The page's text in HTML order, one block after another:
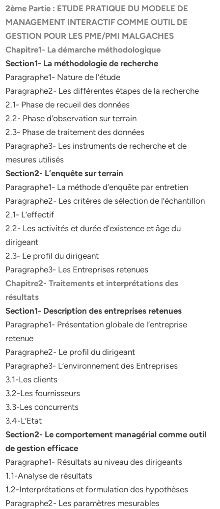
2ème Partie : ETUDE PRATIQUE DU MODELE DE
MANAGEMENT INTERACTIF COMME OUTIL DE
GESTION POUR LES PME/PMI MALGACHES
Chapitre1- La démarche méthodologique
Section1- La méthodologie de recherche
Paragraphe1- Nature de l’étude
Paragraphe2- Les différentes étapes de la recherche
2.1- Phase de recueil des données
2.2- Phase d’observation sur terrain
2.3- Phase de traitement des données
Paragraphe3- Les instruments de recherche et de
mesures utilisés
Section2- L’enquête sur terrain
Paragraphe1- La méthode d’enquête par entretien
Paragraphe2- Les critères de sélection de l’échantillon
2.1- L’effectif
2.2- Les activités et durée d’existence et âge du
dirigeant
2.3- Le profil du dirigeant
Paragraphe3- Les Entreprises retenues
Chapitre2- Traitements et interprétations des
résultats
Section1- Description des entreprises retenues
Paragraphe1- Présentation globale de l’entreprise
retenue
Paragraphe2- Le profil du dirigeant
Paragraphe3- L’environnement des Entreprises
3.1-Les clients
3.2-Les fournisseurs
3.3-Les concurrents
3.4-L’Etat
Section2- Le comportement managérial comme outil
de gestion efficace
Paragraphe1- Résultats au niveau des dirigeants
1.1-Analyse de résultats
1.2-Interprétations et formulation des hypothèses
Paragraphe2- Les paramètres mesurables